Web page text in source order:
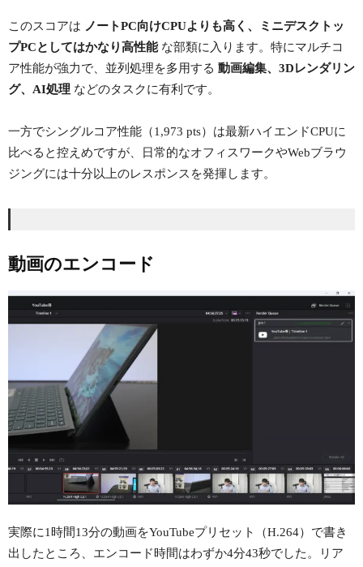
このスコアは ノートPC向けCPUよりも高く、ミニデスクトッ
プPCとしてはかなり高性能な部類に入ります。特にマルチコ
ア性能が強力で、並列処理を多用する 動画編集、3Dレンダリン
グ、AI処理 などのタスクに有利です。
一方でシングルコア性能（1,973 pts）は最新ハイエンドCPUに
比べると控えめですが、日常的なオフィスワークやWebブラウ
ジングには十分以上のレスポンスを発揮します。
動画のエンコード
実際に1時間13分の動画をYouTubeプリセット（H.264）で書き
出したところ、エンコード時間はわずか4分43秒でした。リア